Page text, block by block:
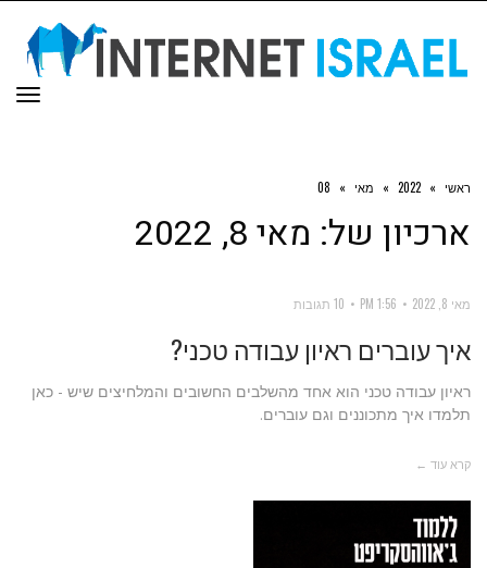
ראשי »
2022
» מאי »
08
ארכיון של: מאי 8, 2022
מאי 8, 2022 1:56 PM 10 תגובות
איך עוברים ראיון עבודה טכני?
ראיון עבודה טכני הוא אחד מהשלבים החשובים והמלחיצים שיש - כאן
תלמדו איך מתכוננים וגם עוברים.
קרא עוד ←